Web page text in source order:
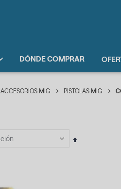
DÓNDE COMPRAR
ACCESORIOS MIG PISTOLAS MIG
Fijar